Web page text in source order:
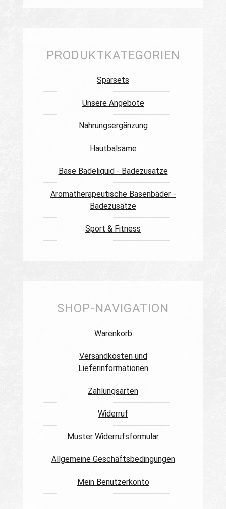
PRODUKTKATEGORIEN
Sparsets
Unsere Angebote
Nahrungsergänzung
Hautbalsame
Base Badeliquid - Badezusätze
Aromatherapeutische Basenbäder -
Badezusätze
Sport & Fitness
SHOP-NAVIGATION
Warenkorb
Versandkosten und
Lieferinformationen
Zahlungsarten
Widerruf
Muster Widerrufsformular
Allgemeine Geschäftsbedingungen
Mein Benutzerkonto